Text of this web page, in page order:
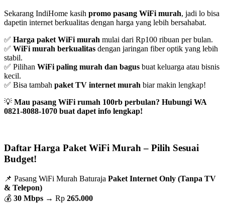
Sekarang IndiHome kasih promo pasang WiFi murah, jadi lo bisa
dapetin internet berkualitas dengan harga yang lebih bersahabat.
✅ Harga paket WiFi murah mulai dari Rp100 ribuan per bulan.
✅ WiFi murah berkualitas dengan jaringan fiber optik yang lebih
stabil.
✅ Pilihan WiFi paling murah dan bagus buat keluarga atau bisnis
kecil.
✅ Bisa tambah paket TV internet murah biar makin lengkap!
💡 Mau pasang WiFi rumah 100rb perbulan? Hubungi WA
0821-8088-1070 buat dapet info lengkap!
Daftar Harga Paket WiFi Murah – Pilih Sesuai
Budget!
📌 Pasang WiFi Murah Baturaja Paket Internet Only (Tanpa TV
& Telepon)
💰 30 Mbps → Rp 265.000